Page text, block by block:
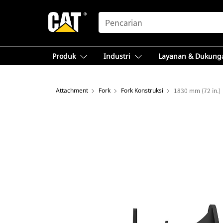
SEARCH
Produk Industri Layanan &
Attachment Fork Fork Konstruksi 1830 mm (72 in.)